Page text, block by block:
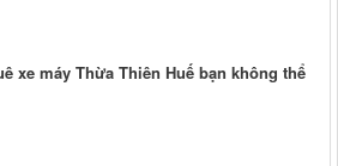
xe máy Thừa Thiên Huế bạn không thể